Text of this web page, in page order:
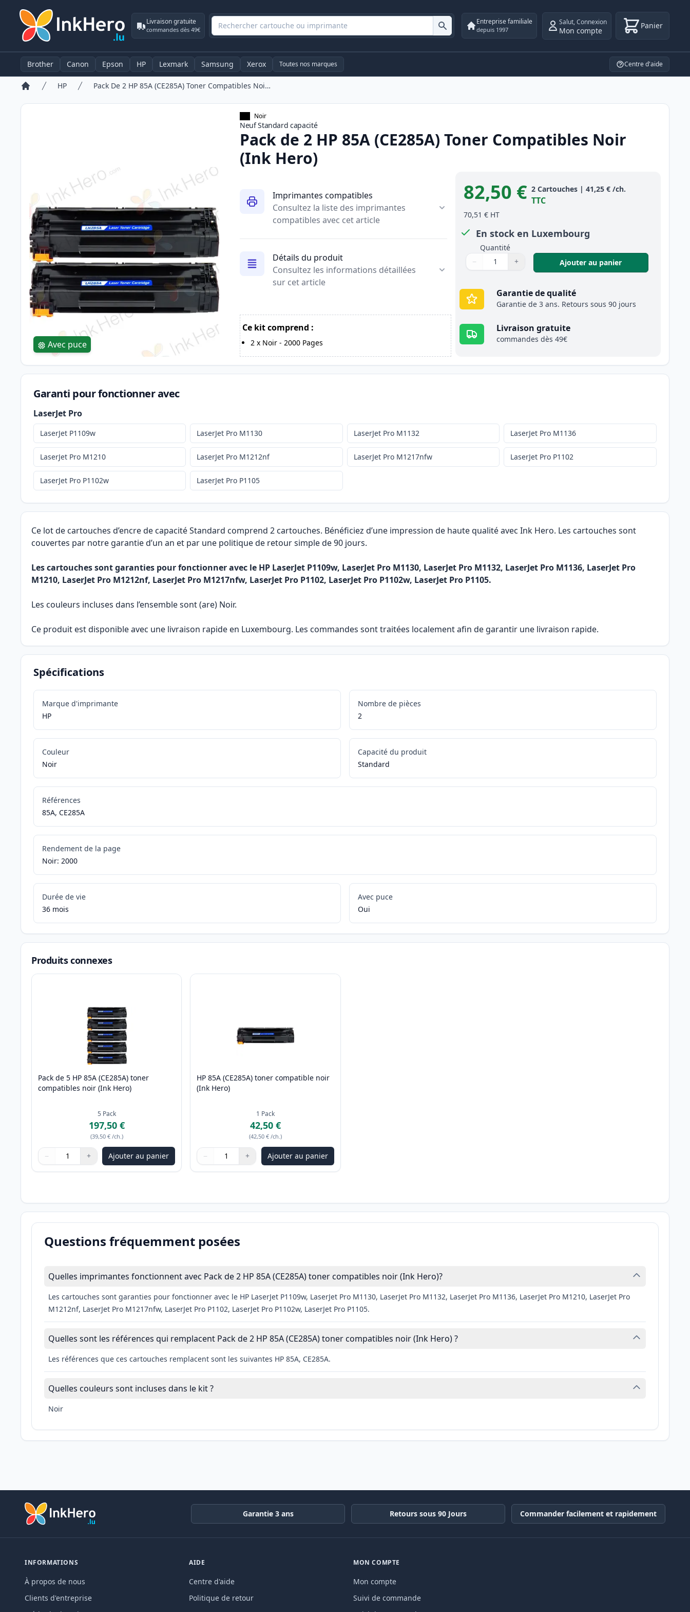
Livraison gratuite
commandes dès 49€
Entreprise familiale
depuis 1997
Salut,Connexion
Mon compte Panier
Brother Canon Epson HP Lexmark Samsung Xerox Toutes nos marques Centre d'aide
HP Pack De 2 HP 85A (CE285A) Toner Compatibles Noir (Ink Hero)
Avec puce
Noir
NeufStandard capacité
Pack de 2 HP 85A (CE285A) Toner Compatibles Noir
(Ink Hero)
Imprimantes compatibles
Consultez la liste des imprimantes
compatibles avec cet article
Détails du produit
Consultez les informations détaillées
sur cet article
Ce kit comprend :
2x Noir- 2000 Pages
Product information
82,50 € 2 Cartouches| 41,25 € /ch.
TTC
70,51 € HT
En stock en Luxembourg
Quantité
Quantité
Utilisez les boutons pour ajuster
− +
Quantité: Ajouter au panier,
Garantie de qualité
Garantie de 3 ans. Retours sous 90 jours
Livraison gratuite
commandes dès 49€
Ce lot de cartouches d’encre de capacité Standard comprend 2 cartouches. Bénéficiez d’une impression de haute qualité avec Ink Hero. Les cartouches sont
couvertes par notre garantie d’un an et par une politique de retour simple de 90 jours.
Les cartouches sont garanties pour fonctionner avec le HP LaserJet P1109w, LaserJet Pro M1130, LaserJet Pro M1132, LaserJet Pro M1136, LaserJet Pro
M1210, LaserJet Pro M1212nf, LaserJet Pro M1217nfw, LaserJet Pro P1102, LaserJet Pro P1102w, LaserJet Pro P1105.
Les couleurs incluses dans l’ensemble sont (are) Noir.
Ce produit est disponible avec une livraison rapide en Luxembourg. Les commandes sont traitées localement afin de garantir une livraison rapide.
Spécifications
Marque d'imprimante
HP
Nombre de pièces
2
Couleur
Noir
Capacité du produit
Standard
Références
85A, CE285A
Rendement de la page
Noir: 2000
Durée de vie
36 mois
Avec puce
Oui
Produits connexes
Pack de 5 HP 85A (CE285A) toner
compatibles noir (Ink Hero)
5 Pack
197,50 €
(39,50 € /ch.)
Quantité
Utilisez les boutons pour ajuster
− +
Quantité Ajouter au panier
HP 85A (CE285A) toner compatible noir
(Ink Hero)
1 Pack
42,50 €
(42,50 € /ch.)
Quantité
Utilisez les boutons pour ajuster
− +
Quantité Ajouter au panier
Garanti pour fonctionner avec
LaserJet Pro
LaserJet P1109w LaserJet Pro M1130 LaserJet Pro M1132 LaserJet Pro M1136
LaserJet Pro M1210 LaserJet Pro M1212nf LaserJet Pro M1217nfw LaserJet Pro P1102
LaserJet Pro P1102w LaserJet Pro P1105
Questions fréquemment posées
Quelles imprimantes fonctionnent avec Pack de 2 HP 85A (CE285A) toner compatibles noir (Ink Hero)?
Les cartouches sont garanties pour fonctionner avec le HP LaserJet P1109w, LaserJet Pro M1130, LaserJet Pro M1132, LaserJet Pro M1136, LaserJet Pro M1210, LaserJet Pro
M1212nf, LaserJet Pro M1217nfw, LaserJet Pro P1102, LaserJet Pro P1102w, LaserJet Pro P1105.
Quelles sont les références qui remplacent Pack de 2 HP 85A (CE285A) toner compatibles noir (Ink Hero) ?
Les références que ces cartouches remplacent sont les suivantes HP 85A, CE285A.
Quelles couleurs sont incluses dans le kit ?
Noir
Garantie 3 ans Retours sous 90 Jours Commander facilement et rapidement
INFORMATIONS
À propos de nous
Clients d'entreprise
AIDE
Centre d'aide
Politique de retour
MON COMPTE
Mon compte
Suivi de commande